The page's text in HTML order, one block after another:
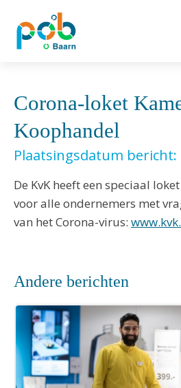
Corona-loket
Koophandel
Plaatsingsdatum bericht:
De KvK heeft een speciaal
voor alle ondernemers met
van het Corona-virus:
Andere berichten